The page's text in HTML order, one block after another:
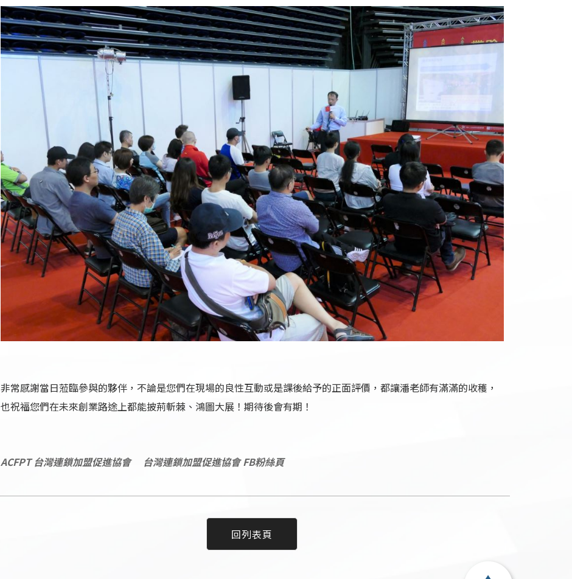
非常感謝當日蒞臨參與的夥伴，不論是您們在現場的良性互動或是課後給予的正面評價，都讓潘老師有滿滿的收穫，
也祝福您們在未來創業路途上都能披荊斬棘、鴻圖大展！期待後會有期！
ACFPT 台灣連鎖加盟促進協會 台灣連鎖加盟促進協會 FB粉絲頁
回列表頁